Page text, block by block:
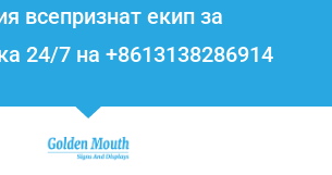
всепризнат екип за
24/7 на +8613138286914